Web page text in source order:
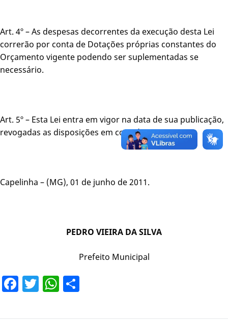
Art. 4º – As despesas decorrentes da execução desta Lei
correrão por conta de Dotações próprias constantes do
Orçamento vigente podendo ser suplementadas se
necessário.
Art. 5º – Esta Lei entra em vigor na data de sua publicação,
revogadas as disposições em contrário.
Capelinha – (MG), 01 de junho de 2011.
PEDRO VIEIRA DA SILVA
Prefeito Municipal
Facebook
TwitterWhatsApp